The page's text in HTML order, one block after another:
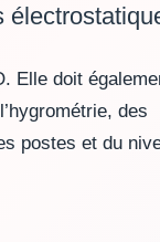
Elle doit
des
postes et du